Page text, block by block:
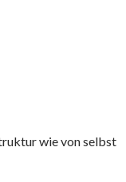
wie von selbst